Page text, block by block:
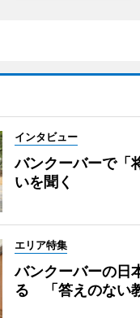
インタビュー
バンクーバーで「
いを聞く
エリア特集
バンクーバーの日
る 「答えのない